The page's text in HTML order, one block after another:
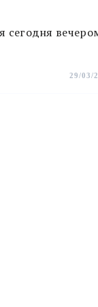
сегодня
29/03/